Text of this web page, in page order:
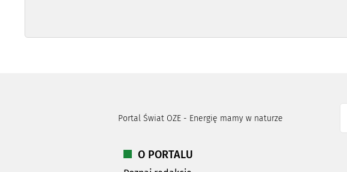
Portal Świat OZE - Energię mamy w naturze
O PORTALU